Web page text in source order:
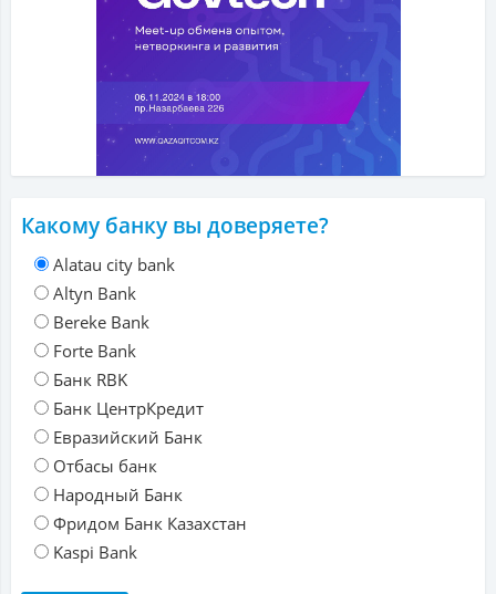
Какому банку вы доверяете?
Alatau city bank
Altyn Bank
Bereke Bank
Forte Bank
Банк RBK
Банк ЦентрКредит
Евразийский Банк
Отбасы банк
Народный Банк
Фридом Банк Казахстан
Kaspi Bank